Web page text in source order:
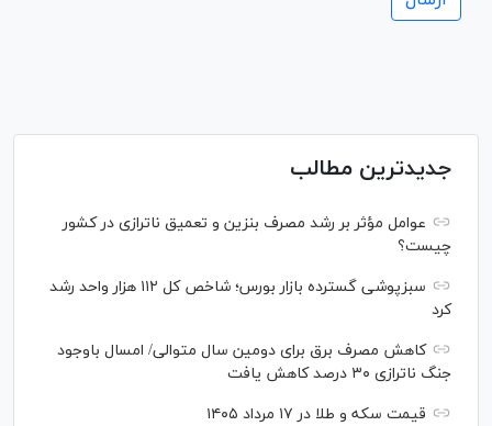
جدیدترین مطالب
عوامل مؤثر بر رشد مصرف بنزین و تعمیق ناترازی در کشور
چیست؟
سبزپوشی گسترده بازار بورس؛ شاخص کل ۱۱۲ هزار واحد رشد
کرد
کاهش مصرف برق برای دومین سال متوالی/ امسال باوجود
جنگ ناترازی ۳۰ درصد کاهش یافت
قیمت سکه و طلا در ۱۷ مرداد ۱۴۰۵